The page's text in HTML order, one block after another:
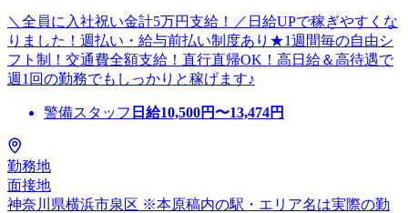
＼全員に入社祝い金計5万円支給！／日給UPで稼ぎやすくな
りました！週払い・給与前払い制度あり★1週間毎の自由シ
フト制！交通費全額支給！直行直帰OK！高日給＆高待遇で
週1回の勤務でもしっかりと稼げます♪
警備スタッフ 日給10,500円〜13,474円
勤務地
面接地
神奈川県横浜市泉区 ※本原稿内の駅・エリア名は実際の勤